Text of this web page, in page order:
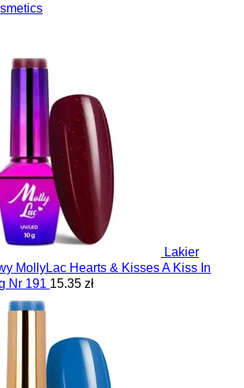
Lakier
MollyLac Hearts & Kisses A Kiss In
Nr 191 15.35 zł